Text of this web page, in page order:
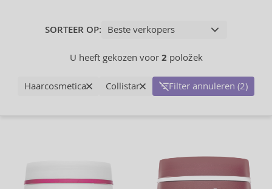
SORTEER OP:
U heeft gekozen voor 2 položek
Haarcosmetica Collistar Filter annuleren (2)